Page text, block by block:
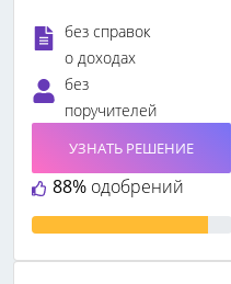
без справок
о доходах
без
поручителей
88% одобрений
УЗНАТЬ РЕШЕНИЕ